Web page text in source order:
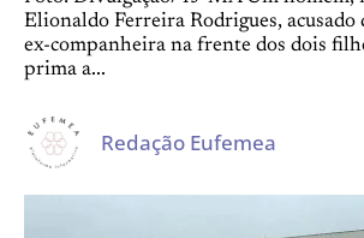
Elionaldo Ferreira Rodrigues, acusado
ex-companheira na frente dos dois
prima a...
Redação Eufemea